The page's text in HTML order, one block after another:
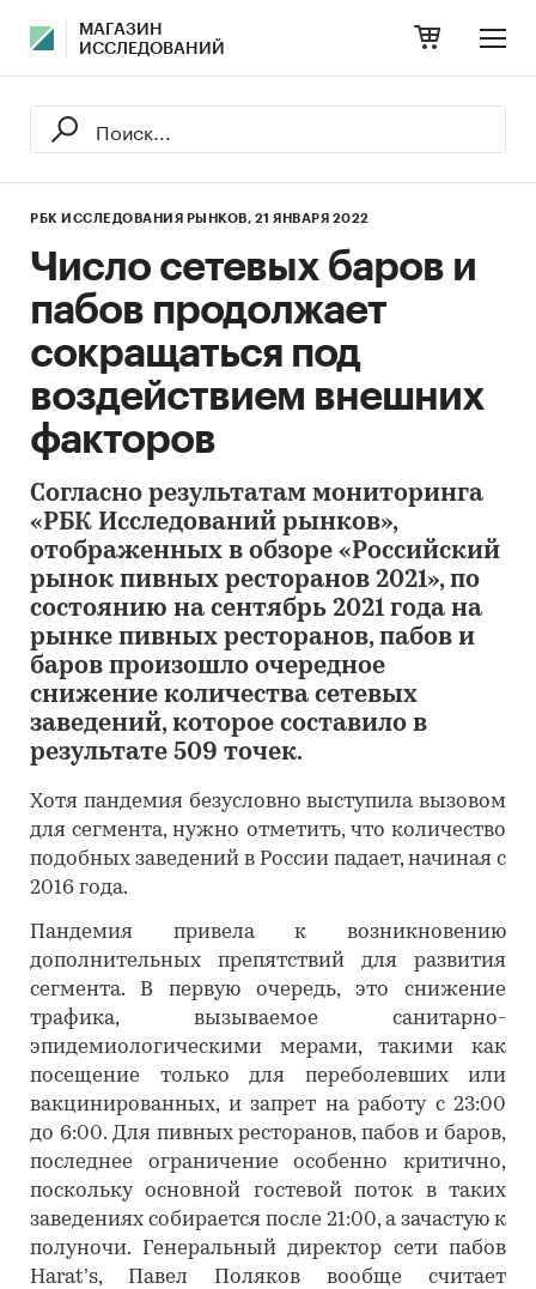
МАГАЗИН
ИССЛЕДОВАНИЙ
РБК ИССЛЕДОВАНИЯ РЫНКОВ, 21 ЯНВАРЯ 2022
Число сетевых баров и
пабов продолжает
сокращаться под
воздействием внешних
факторов
Согласно результатам мониторинга
«РБК Исследований рынков»,
отображенных в обзоре «Российский
рынок пивных ресторанов 2021», по
состоянию на сентябрь 2021 года на
рынке пивных ресторанов, пабов и
баров произошло очередное
снижение количества сетевых
заведений, которое составило в
результате 509 точек.
Хотя пандемия безусловно выступила вызовом
для сегмента, нужно отметить, что количество
подобных заведений в России падает, начиная с
2016 года.
Пандемия привела к возникновению
дополнительных препятствий для развития
сегмента. В первую очередь, это снижение
трафика, вызываемое санитарно-
эпидемиологическими мерами, такими как
посещение только для переболевших или
вакцинированных, и запрет на работу с 23:00
до 6:00. Для пивных ресторанов, пабов и баров,
последнее ограничение особенно критично,
поскольку основной гостевой поток в таких
заведениях собирается после 21:00, а зачастую к
полуночи. Генеральный директор сети пабов
Harat’s, Павел Поляков вообще считает